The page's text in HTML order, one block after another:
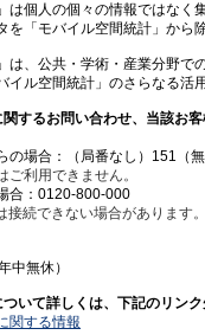
は個人の個々の情報ではな
を「モバイル空間統計」から
は、公共・学術・産業分野
イル空間統計」のさらなる活
するお問い合わせ、当該お
の場合：（局番なし）151（
ご利用できません。
合：0120-800-000
接続できない場合があります
中無休）
いて詳しくは、下記のリン
関する情報